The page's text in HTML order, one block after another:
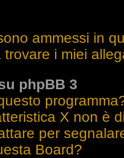
ammessi in
trovare i miei
phpBB 3
X non è
per
Board?